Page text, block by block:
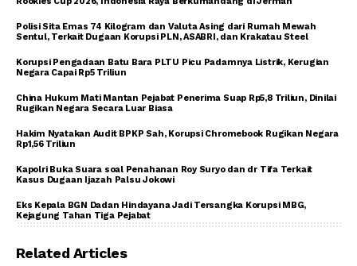
Polisi Sita Emas 74 Kilogram dan Valuta Asing dari Rumah Mewah
Sentul, Terkait Dugaan Korupsi PLN, ASABRI, dan Krakatau Steel
Korupsi Pengadaan Batu Bara PLTU Picu Padamnya Listrik, Kerugian
Negara Capai Rp5 Triliun
China Hukum Mati Mantan Pejabat Penerima Suap Rp5,8 Triliun, Dinilai
Rugikan Negara Secara Luar Biasa
Hakim Nyatakan Audit BPKP Sah, Korupsi Chromebook Rugikan Negara
Rp1,56 Triliun
Kapolri Buka Suara soal Penahanan Roy Suryo dan dr Tifa Terkait
Kasus Dugaan Ijazah Palsu Jokowi
Eks Kepala BGN Dadan Hindayana Jadi Tersangka Korupsi MBG,
Kejagung Tahan Tiga Pejabat
Related Articles